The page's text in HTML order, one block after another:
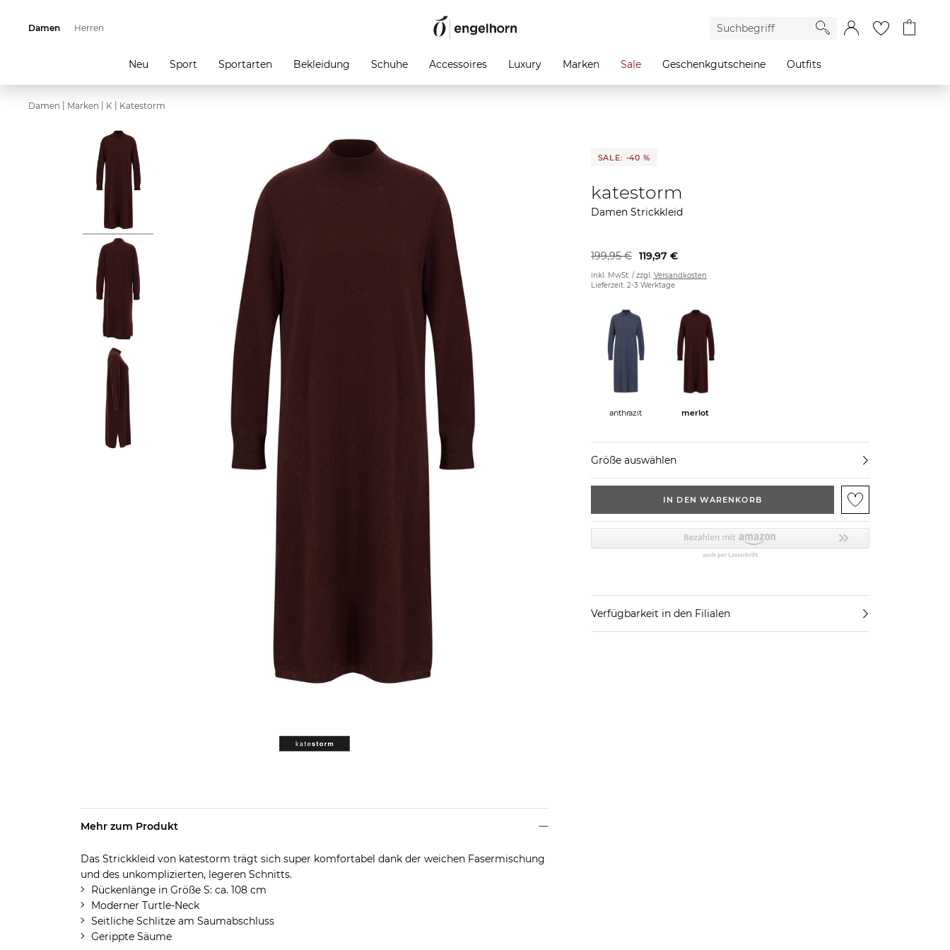
Damen
Neu Sport Sportarten Bekleidung Schuhe Accessoires Luxury Marken Sale Geschenkgutscheine Outfits
Herren
Damen Marken K Katestorm
SALE: -40 %
katestorm
Damen Strickkleid
119,97 €
199,95 €
inkl. MwSt. / zzgl. Versandkosten
Lieferzeit: 2-3 Werktage
anthrazit merlot
Größe auswählen
IN DEN WARENKORB
Verfügbarkeit in den Filialen
Mehr zum Produkt
Das Strickkleid von katestorm trägt sich super komfortabel dank der weichen Fasermischung
und des unkomplizierten, legeren Schnitts.
Rückenlänge in Größe S: ca. 108 cm
Moderner Turtle-Neck
Seitliche Schlitze am Saumabschluss
Gerippte Säume